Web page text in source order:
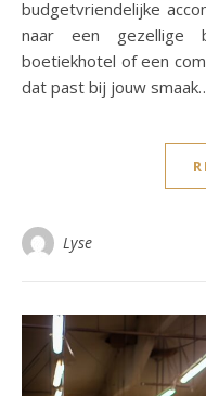
budgetvriendelijke
naar een gezellige
boetiekhotel of een
dat past bij jouw
Lyse